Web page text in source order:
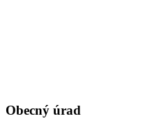
Obecný úrad